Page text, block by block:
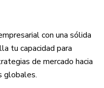
con una sólida
tu capacidad para
de mercado hacia
globales.